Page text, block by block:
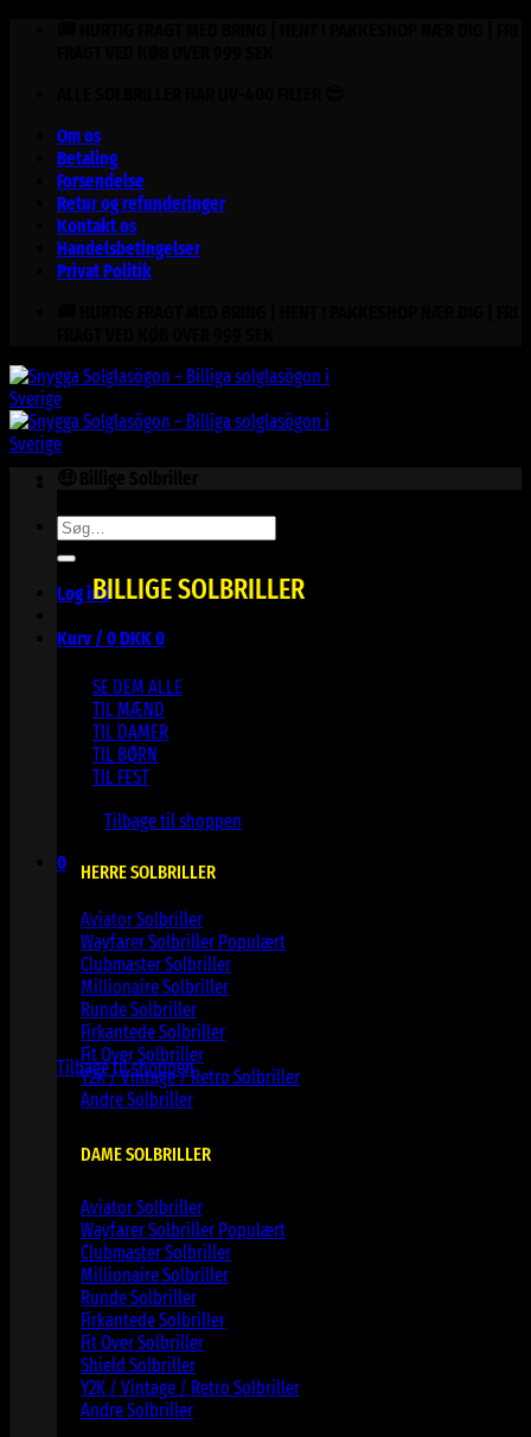
Om os
Betaling
Forsendelse
Retur og refunderinger
Kontakt os
Handelsbetingelser
Privat Politik
Søg
efter:
Log ind
Kurv / 0DKK0
Ingen varer i kurven.
Tilbage til shoppen
0
Kurv
Ingen varer i kurven.
Tilbage til shoppen
BILLIGE SOLBRILLER
SE DEM ALLE
TIL MÆND
TIL DAMER
TIL BØRN
TIL FEST
HERRE SOLBRILLER
Aviator Solbriller
Wayfarer Solbriller
Clubmaster Solbriller
Millionaire Solbriller
Runde Solbriller
Firkantede Solbriller
Fit Over Solbriller
Y2K / Vintage / Retro Solbriller
Andre Solbriller
DAME SOLBRILLER
Aviator Solbriller
Wayfarer Solbriller
Clubmaster Solbriller
Millionaire Solbriller
Runde Solbriller
Firkantede Solbriller
Fit Over Solbriller
Shield Solbriller
Y2K / Vintage / Retro Solbriller
Andre Solbriller